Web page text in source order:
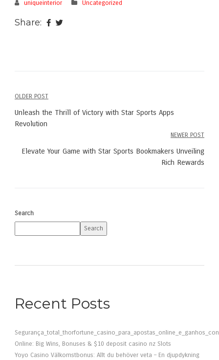
uniqueinterior Uncategorized
Share:
Post
navigation
OLDER POST
Unleash the Thrill of Victory with Star Sports Apps
Revolution
NEWER POST
Elevate Your Game with Star Sports Bookmakers Unveiling
Rich Rewards
Search
Search
Recent Posts
Online: Big Wins, Bonuses & $10 deposit casino nz Slots
Yoyo Casino Välkomstbonus: Allt du behöver veta – En djupdykning